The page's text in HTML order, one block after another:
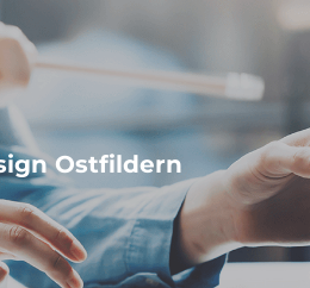
Ostfildern